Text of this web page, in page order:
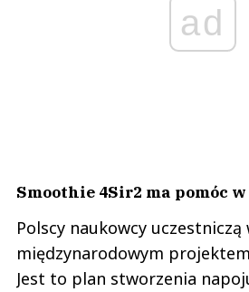
ad
Smoothie 4Sir2 ma pomóc
Polscy naukowcy
międzynarodowym
Jest to plan stworzenia